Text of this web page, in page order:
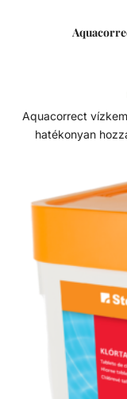
Aquacorrect vízkeménység
hatékonyan
kicsapódását
rendszerében. Megakadályozza a víz zavarosodását
melyeket a
hogy megköti
ajánlott. Adagolás A vízkeménység szabályzó folyadék
hozzáadása előtt
7,4-es
feltöltése után kell
vízkeménységtől függ. - 20nk-ig = 200 ml/
felett = 300 ml/10m3 - Ha a vízhőmérséklet
akkor 1/3 résszel emelje az
termék